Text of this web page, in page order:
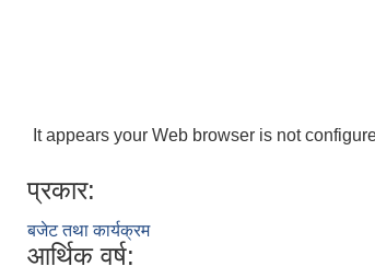
It appears your Web browser is not
प्रकार:
बजेट तथा कार्यक्रम
आर्थिक वर्ष: